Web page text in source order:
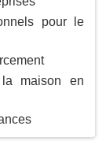
pour le
maison en